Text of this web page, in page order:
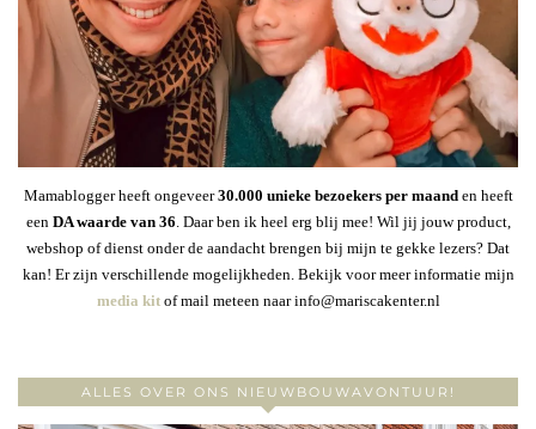
Mamablogger heeft ongeveer30.000 unieke bezoekers per maanden heeft
een DA waarde van 36 . Daar ben ik heel erg blij mee! Wil jij jouw product,
webshop of dienst onder de aandacht brengen bij mijn te gekke lezers? Dat
kan! Er zijn verschillende mogelijkheden. Bekijk voor meer informatie mijn
media kitof mail meteen naar info@mariscakenter.nl
ALLES OVER ONS NIEUWBOUWAVONTUUR!